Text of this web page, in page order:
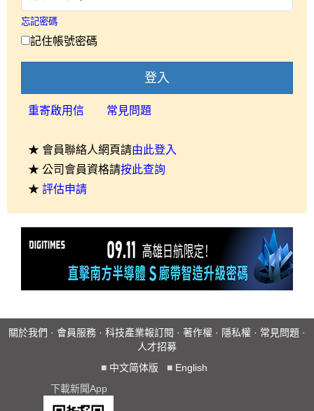
忘記密碼
記住帳號密碼
登入
重寄啟用信 常見問題
★ 會員聯絡人網頁請由此登入
★ 公司會員資格請按此查詢
★ 評估申請
關於我們 · 會員服務 · 科技產業報訂閱 · 著作權 · 隱私權 · 常見問題 ·
人才招募
■ 中文简体版 ■ English
下載新聞App